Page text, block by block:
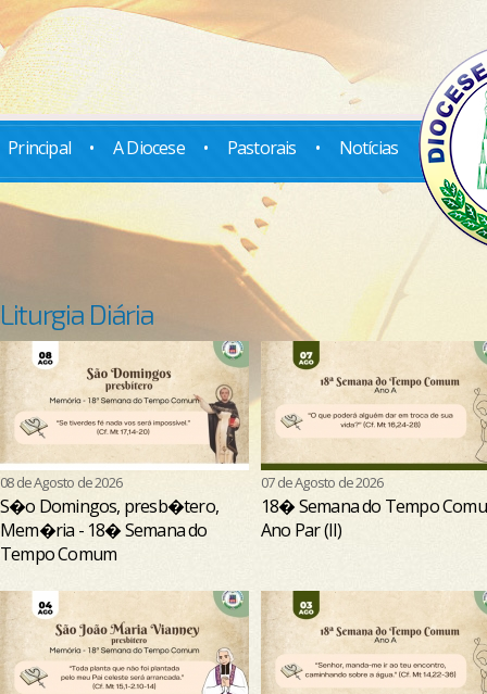
Principal • A Diocese • Pastorais • Notícias
Liturgia Diária
08 de Agosto de 2026
S�o Domingos, presb�tero,
Mem�ria - 18� Semana do
Tempo Comum
07 de Agosto de 2026
18� Semana do Tempo
Ano Par (II)